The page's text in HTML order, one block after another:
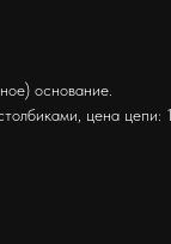
основание.
цена цепи: